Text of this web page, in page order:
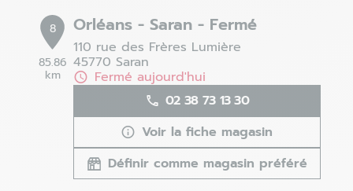
8
85.86
km
Orléans - Saran - Fermé
110 rue des Frères Lumière
45770 Saran
Fermé aujourd'hui
02 38 73 13 30
Voir la fiche magasin
Définir comme magasin préféré